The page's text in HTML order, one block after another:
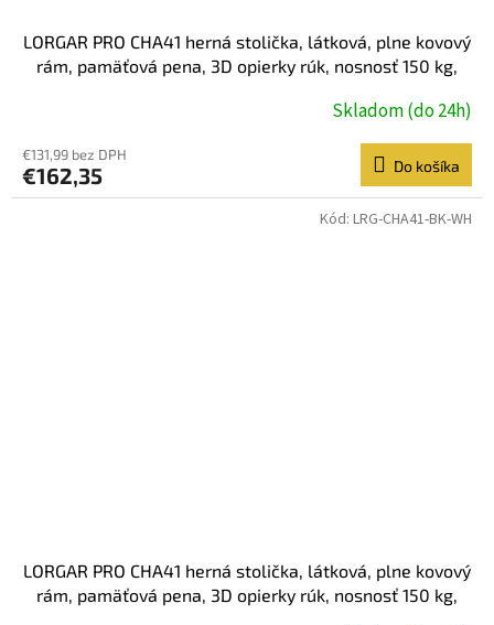
LORGAR PRO CHA41 herná stolička, látková, plne kovový
rám, pamäťová pena, 3D opierky rúk, nosnosť 150 kg,
Skladom (do 24h)
€131,99 bez DPH
€162,35 Do košíka
LORGAR PRO CHA41 herná stolička, látková, plne kovový
rám, pamäťová pena, 3D opierky rúk, nosnosť 150 kg,
Kód: LRG-CHA41-BK-WH